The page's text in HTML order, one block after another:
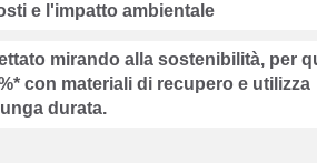
e l'impatto ambientale
mirando alla sostenibilità, per
con materiali di recupero e utilizza
durata.